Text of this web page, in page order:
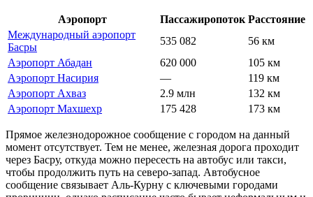
Аэропорт Пассажиропоток Расстояние
Международный аэропорт
Басры
535 082
56 км
Аэропорт Абадан
620 000
105 км
Аэропорт Насирия
—
119 км
Аэропорт Ахваз
2.9 млн
132 км
Аэропорт Махшехр
175 428 173 км
Прямое железнодорожное сообщение с городом на данный
момент отсутствует. Тем не менее, железная дорога проходит
через Басру, откуда можно пересесть на автобус или такси,
чтобы продолжить путь на северо-запад. Автобусное
сообщение связывает Аль-Курну с ключевыми городами